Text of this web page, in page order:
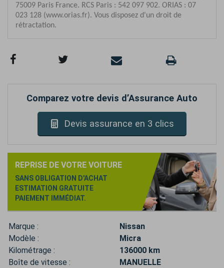
Comparez votre devis d’Assurance Auto
Devis assurance en 3 clics
REPRISE DE VOTRE VOITURE
SANS OBLIGATION D'ACHAT
ESTIMATION GRATUITE
PAIEMENT IMMÉDIAT.
Marque :
Nissan
Modèle :
Micra
Kilométrage :
136000 km
Boîte de vitesse :
MANUELLE